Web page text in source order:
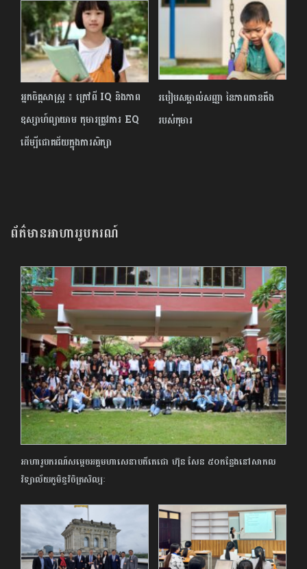
អ្នកចិត្តសាស្ត្រ ៖ ក្រៅពី IQ និងភាព
ឧស្សាហ៍ព្យាយាម កុមារត្រូវការ EQ
ដើម្បីជោគជ័យក្នុងការសិក្សា
របៀបសម្គាល់សញ្ញា នៃភាពតានតឹង
របស់កុមារ
ព័ត៌មានអាហាររូបករណ៍
អាហារូបករណ៍សម្តេចអគ្គមហាសេនាបតីតេជោ ហ៊ុន សែន ៥០កន្លែង​នៅសាកល
វិទ្យាល័យភូមិន្ទវិចិត្រសិល្បៈ